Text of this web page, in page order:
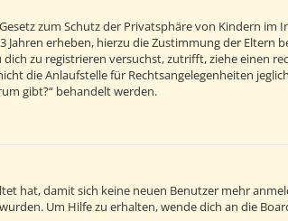
zum Schutz der Privatsphäre von Kindern im
erheben, hierzu die Zustimmung der Eltern
zu registrieren versuchst, zutrifft, ziehe einen
die Anlaufstelle für Rechtsangelegenheiten
gibt?“ behandelt werden.
hat, damit sich keine neuen Benutzer mehr
Um Hilfe zu erhalten, wende dich an die